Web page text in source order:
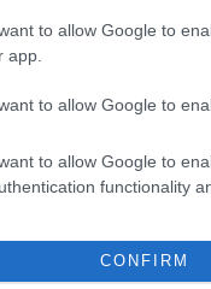
to allow Google to
app.
to allow Google to
to allow Google to
functionality
CONFIRM